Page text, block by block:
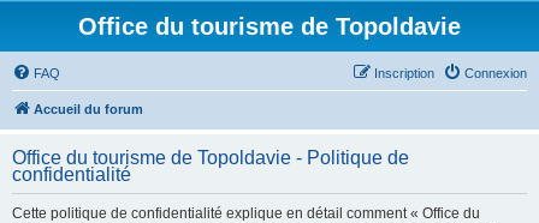
Office du tourisme de Topoldavie
FAQ Connexion
Inscription
Accueil du forum
Office du tourisme de Topoldavie - Politique de
confidentialité
Cette politique de confidentialité explique en détail comment « Office du